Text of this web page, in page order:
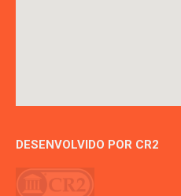
DESENVOLVIDO POR CR2